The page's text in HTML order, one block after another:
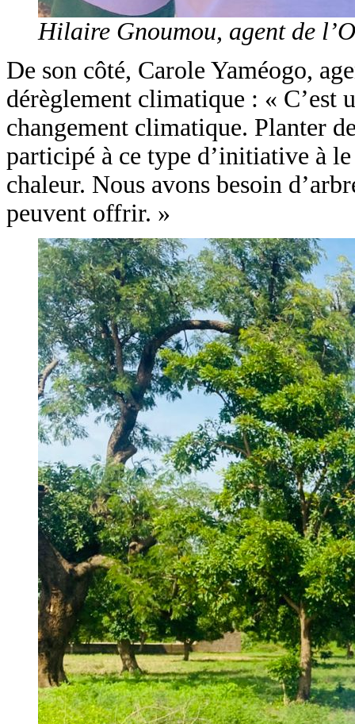
Hilaire Gnoumou, agent de
De son côté, Carole Yaméogo,
dérèglement climatique : « C’est
changement climatique. Planter
participé à ce type d’initiative à
chaleur. Nous avons besoin
peuvent offrir. »